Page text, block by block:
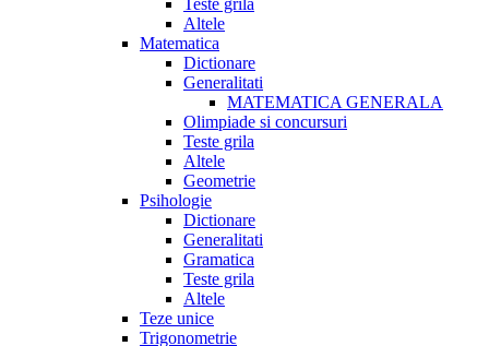
Teste grila
Altele
Matematica
Dictionare
Generalitati
MATEMATICA GENERALA
Olimpiade si concursuri
Teste grila
Altele
Geometrie
Psihologie
Dictionare
Generalitati
Gramatica
Teste grila
Altele
Teze unice
Trigonometrie